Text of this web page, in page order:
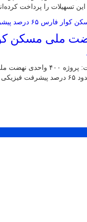
مدیرکل راه و شهرسازی